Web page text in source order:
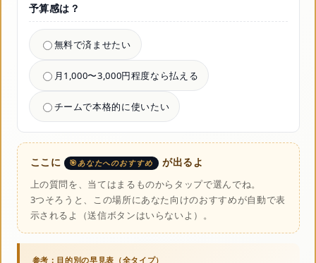
予算感は？
無料で済ませたい
月1,000〜3,000円程度なら払える
チームで本格的に使いたい
ここに あなたへのおすすめ が出るよ
上の質問を、当てはまるものからタップで選んでね。
3つそろうと、この場所にあなた向けのおすすめが自動で表
示されるよ（送信ボタンはいらないよ）。